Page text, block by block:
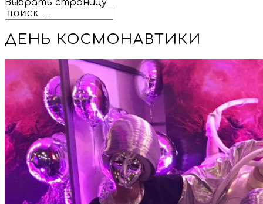
Выбрать страницу
ДЕНЬ КОСМОНАВТИКИ